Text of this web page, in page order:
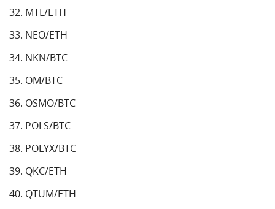
MTL/ETH
NEO/ETH
NKN/BTC
OM/BTC
OSMO/BTC
POLS/BTC
POLYX/BTC
QKC/ETH
QTUM/ETH